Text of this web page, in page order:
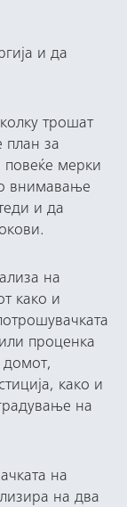
и да
трошат
план за
повеќе мерки
внимавање
и да
на
како и
проценка
домот,
како и
на
на
на два